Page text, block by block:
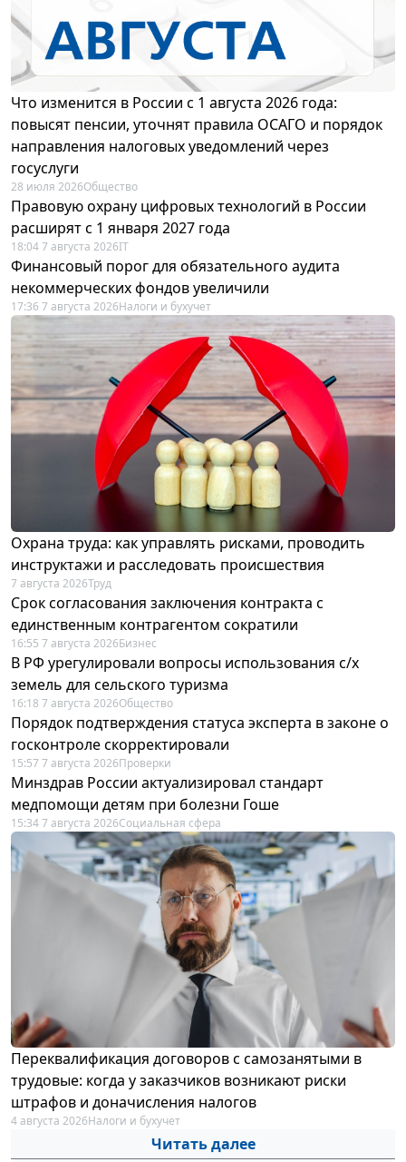
Что изменится в России с 1 августа 2026 года:
повысят пенсии, уточнят правила ОСАГО и порядок
направления налоговых уведомлений через
госуслуги
28 июля 2026Общество
Правовую охрану цифровых технологий в России
расширят с 1 января 2027 года
18:04 7 августа 2026IT
Финансовый порог для обязательного аудита
некоммерческих фондов увеличили
17:36 7 августа 2026Налоги и бухучет
Охрана труда: как управлять рисками, проводить
инструктажи и расследовать происшествия
7 августа 2026Труд
Срок согласования заключения контракта с
единственным контрагентом сократили
16:55 7 августа 2026Бизнес
В РФ урегулировали вопросы использования с/х
земель для сельского туризма
16:18 7 августа 2026Общество
Порядок подтверждения статуса эксперта в законе о
госконтроле скорректировали
15:57 7 августа 2026Проверки
Минздрав России актуализировал стандарт
медпомощи детям при болезни Гоше
15:34 7 августа 2026Социальная сфера
Переквалификация договоров с самозанятыми в
трудовые: когда у заказчиков возникают риски
штрафов и доначисления налогов
4 августа 2026Налоги и бухучет
Читать далее